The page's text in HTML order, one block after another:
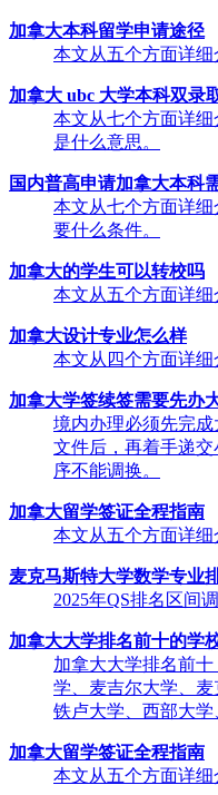
加拿大本科留学申请途径
本文从五个方面详细
加拿大 ubc 大学本科双录
本文从七个方面详细
是什么意思。
国内普高申请加拿大本科
本文从七个方面详
要什么条件。
加拿大的学生可以转校吗
本文从五个方面详细
加拿大设计专业怎么样
本文从四个方面详细
加拿大学签续签需要先办
境内办理必须先完
文件后，再着手递
序不能调换。
加拿大留学签证全程指南
本文从五个方面详细
麦克马斯特大学数学专业
2025年QS排名区间
加拿大大学排名前十的学
加拿大大学排名前
学、麦吉尔大学、
铁卢大学、西部大学
加拿大留学签证全程指南
本文从五个方面详